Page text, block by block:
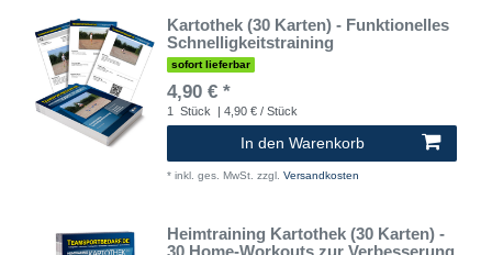
Kartothek (30 Karten) - Funktionelles
Schnelligkeitstraining
sofort lieferbar
4,90 € *
1 Stück | 4,90 € / Stück
In den Warenkorb
* inkl. ges. MwSt. zzgl. Versandkosten
Heimtraining Kartothek (30 Karten) -
30 Home-Workouts zur Verbesserung